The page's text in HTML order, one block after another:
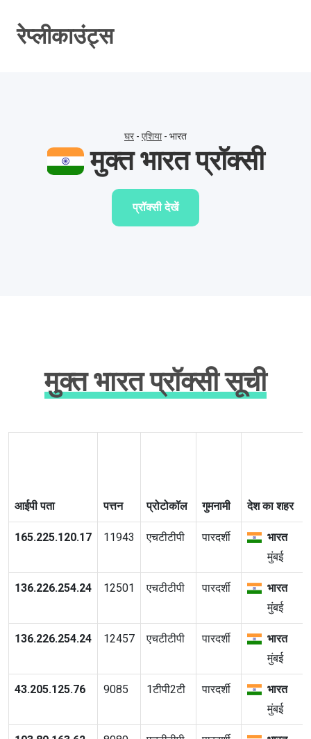
रेप्लीकाउंट्स
घर- एशिया- भारत
मुक्त भारत प्रॉक्सी
प्रॉक्सी देखें
मुक्त भारत प्रॉक्सी सूची
आईपी पता पत्तन प्रोटोकॉल गुमनामी देश का शहर
165.225.120.17 11943 एचटीटीपी पारदर्शी
भारत
मुंबई
136.226.254.24 12501 एचटीटीपी पारदर्शी
भारत
मुंबई
136.226.254.24 12457 एचटीटीपी पारदर्शी
भारत
मुंबई
43.205.125.76 9085 1टीपी2टी पारदर्शी
भारत
मुंबई